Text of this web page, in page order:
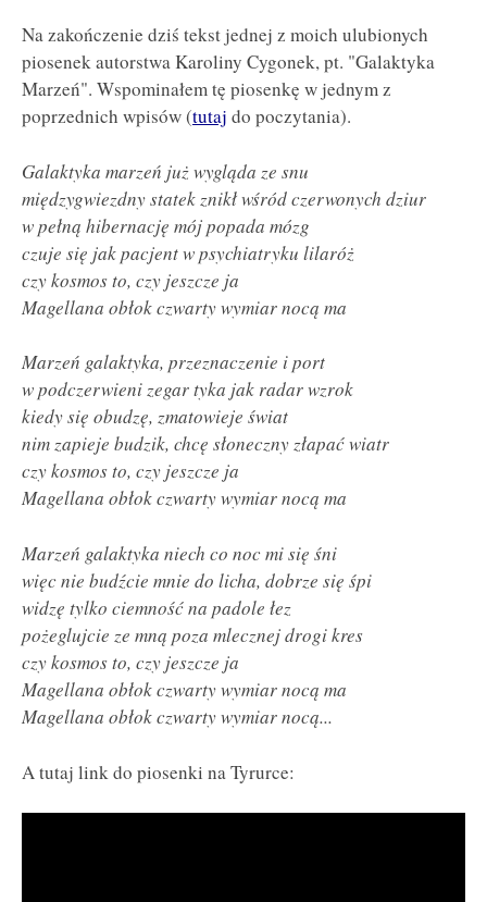
Na zakończenie dziś tekst jednej z moich ulubionych
piosenek autorstwa Karoliny Cygonek, pt. "Galaktyka
Marzeń". Wspominałem tę piosenkę w jednym z
poprzednich wpisów (tutaj do poczytania).
Galaktyka marzeń już wygląda ze snu
międzygwiezdny statek znikł wśród czerwonych dziur
w pełną hibernację mój popada mózg
czuje się jak pacjent w psychiatryku lilaróż
czy kosmos to, czy jeszcze ja
Magellana obłok czwarty wymiar nocą ma
Marzeń galaktyka, przeznaczenie i port
w podczerwieni zegar tyka jak radar wzrok
kiedy się obudzę, zmatowieje świat
nim zapieje budzik, chcę słoneczny złapać wiatr
czy kosmos to, czy jeszcze ja
Magellana obłok czwarty wymiar nocą ma
Marzeń galaktyka niech co noc mi się śni
więc nie budźcie mnie do licha, dobrze się śpi
widzę tylko ciemność na padole łez
pożeglujcie ze mną poza mlecznej drogi kres
czy kosmos to, czy jeszcze ja
Magellana obłok czwarty wymiar nocą ma
Magellana obłok czwarty wymiar nocą...
A tutaj link do piosenki na Tyrurce: